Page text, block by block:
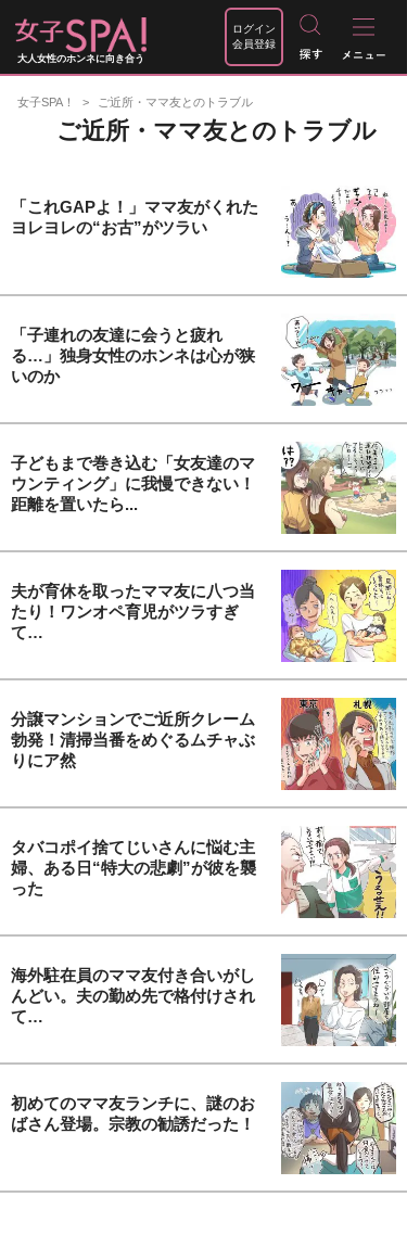
大人女性のホンネに向き合う
ログイン
会員登録
女子SPA！ ご近所・ママ友とのトラブル
ご近所・ママ友とのトラブル
「これGAPよ！」ママ友がくれた
ヨレヨレの“お古”がツラい
「子連れの友達に会うと疲れ
る…」独身女性のホンネは心が狭
いのか
子どもまで巻き込む「女友達のマ
ウンティング」に我慢できない！
距離を置いたら...
夫が育休を取ったママ友に八つ当
たり！ワンオペ育児がツラすぎ
て…
分譲マンションでご近所クレーム
勃発！清掃当番をめぐるムチャぶ
りにア然
タバコポイ捨てじいさんに悩む主
婦、ある日“特大の悲劇”が彼を襲
った
海外駐在員のママ友付き合いがし
んどい。夫の勤め先で格付けされ
て…
初めてのママ友ランチに、謎のお
ばさん登場。宗教の勧誘だった！